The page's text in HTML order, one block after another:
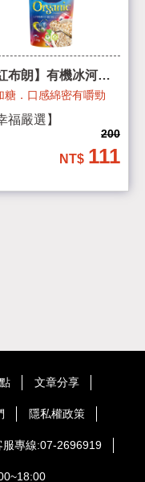
布朗】有機冰河雙
麥片
糖．口感綿密有嚼勁
福嚴選】
200
111
文章分享
隱私權政策
服專線:07-2696919